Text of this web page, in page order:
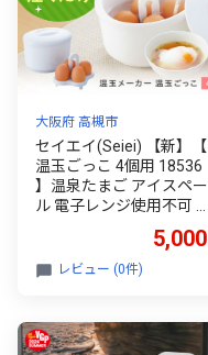
大阪府 高槻市
セイエイ(Seiei) 【新】【
温玉ごっこ 4個用 18536
】温泉たまご アイスペー
ル 電子レンジ使用不可 大
5,000
レビュー (0件)